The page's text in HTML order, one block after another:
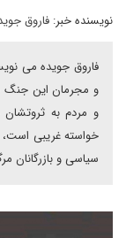
نویسنده خبر: فاروق
فاروق جویده می
و مجرمان این جنگ
و مردم به
خواسته غریبی است،
سیاسی و